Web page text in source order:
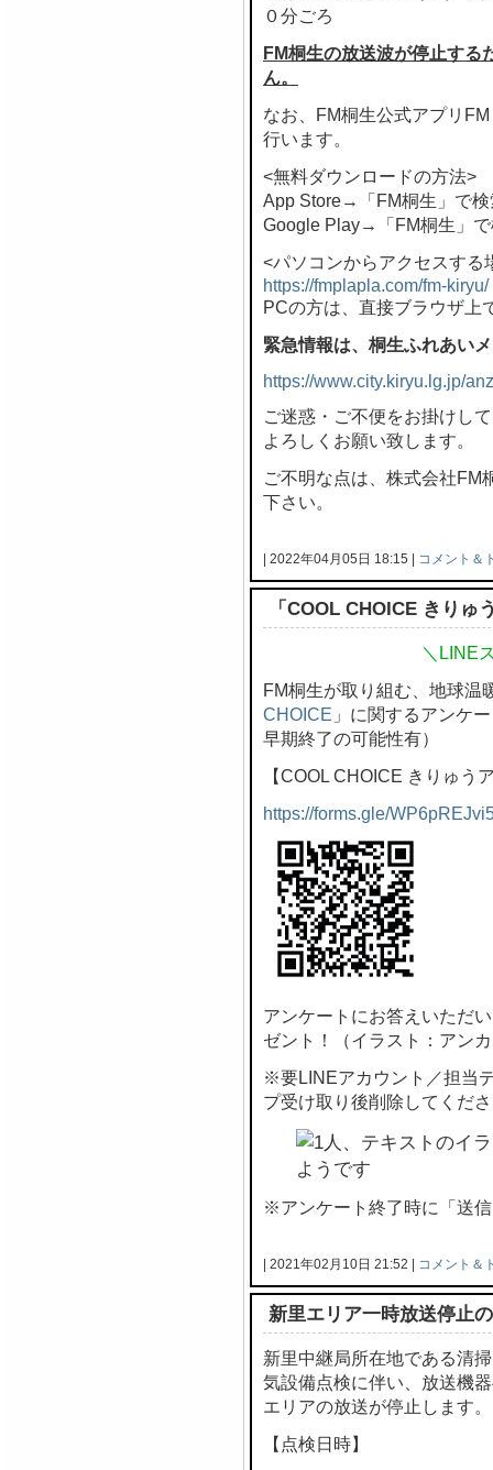
０分ごろ
FM桐生の放送波が停止する
ん。
なお、FM桐生公式アプリ
行います。
<無料ダウンロードの方法>
App Store→「FM桐生」で検
Google Play→「FM桐生」
<パソコンからアクセスする
https://fmplapla.com/fm-kiryu/
PCの方は、直接ブラウザ上
緊急情報は、桐生ふれあい
https://www.city.kiryu.lg.jp/
ご迷惑・ご不便をお掛けし
よろしくお願い致します。
ご不明な点は、株式会社FM
下さい。
| 2022年04月05日 18:15 | コメント＆
「COOL CHOICE きり
＼LINE
FM桐生が取り組む、地球温
CHOICE 」に関するアンケ
早期終了の可能性有）
【COOL CHOICE きりゅう
https://forms.gle/
アンケートにお答えいただ
ゼント！（イラスト：アン
※要LINEアカウント／担当
プ受け取り後削除してくだ
※アンケート終了時に「送
| 2021年02月10日 21:52 | コメント＆
新里エリア一時放送停止
新里中継局所在地である清
気設備点検に伴い、放送機
エリアの放送が停止します。
【点検日時】